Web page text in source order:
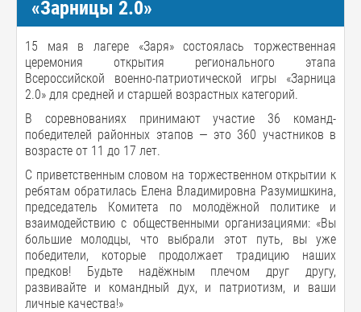
«Зарницы 2.0»
15 мая в лагере «Заря» состоялась торжественная
церемония открытия регионального этапа
Всероссийской военно-патриотической игры «Зарница
2.0» для средней и старшей возрастных категорий.
В соревнованиях принимают участие 36 команд-
победителей районных этапов — это 360 участников в
возрасте от 11 до 17 лет.
С приветственным словом на торжественном открытии к
ребятам обратилась Елена Владимировна Разумишкина,
председатель Комитета по молодёжной политике и
взаимодействию с общественными организациями: «Вы
большие молодцы, что выбрали этот путь, вы уже
победители, которые продолжает традицию наших
предков! Будьте надёжным плечом друг другу,
развивайте и командный дух, и патриотизм, и ваши
личные качества!»